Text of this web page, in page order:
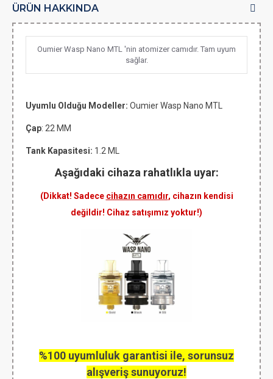
ÜRÜN HAKKINDA
Oumier Wasp Nano MTL 'nin atomizer camıdır. Tam uyum
sağlar.
Uyumlu Olduğu Modeller: Oumier Wasp Nano MTL
Çap: 22 MM
Tank Kapasitesi: 1.2 ML
Aşağıdaki cihaza rahatlıkla uyar:
(Dikkat! Sadece cihazın camıdır, cihazın kendisi
değildir! Cihaz satışımız yoktur!)
%100 uyumluluk garantisi ile, sorunsuz
alışveriş sunuyoruz!